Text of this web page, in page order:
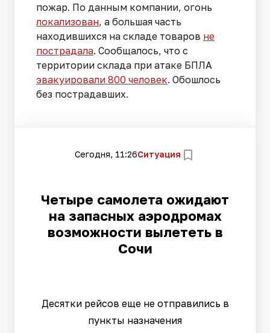
пожар. По данным компании, огонь
локализован, а большая часть
находившихся на складе товаров не
пострадала. Сообщалось, что с
территории склада при атаке БПЛА
эвакуировали 800 человек. Обошлось
без пострадавших.
Сегодня, 11:26Ситуация
Четыре самолета ожидают
на запасных аэродромах
возможности вылететь в
Сочи
Десятки рейсов еще не отправились в
пункты назначения